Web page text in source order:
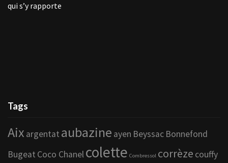
qui s’y rapporte
Tags
Aix argentat aubazine ayen Beyssac Bonnefond
Bugeat Coco Chanelcolette Combressol corrèze couffy